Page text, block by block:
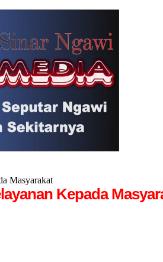
Masyarakat
Kepada